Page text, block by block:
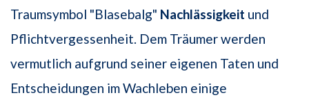
Traumsymbol "Blasebalg" Nachlässigkeit und
Pflichtvergessenheit. Dem Träumer werden
vermutlich aufgrund seiner eigenen Taten und
Entscheidungen im Wachleben einige